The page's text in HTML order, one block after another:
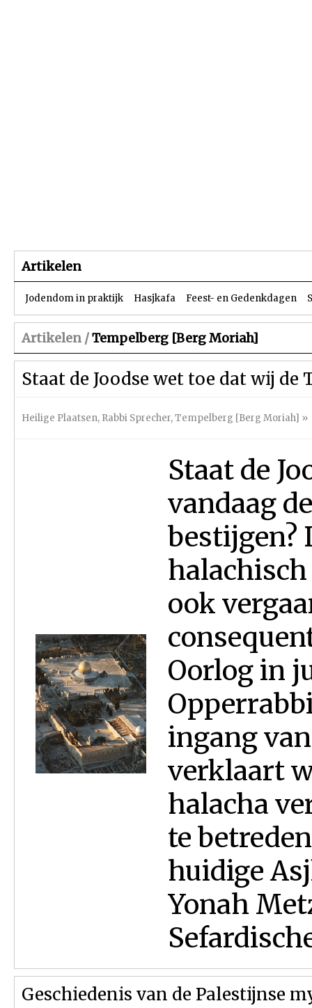
Artikelen
Jodendom in praktijk Hasjkafa Feest- en Gedenkdagen
Artikelen /Tempelberg [Berg Moriah]
Staat de Joodse wet toe dat wij de
Heilige Plaatsen, Rabbi Sprecher,Tempelberg [Berg Moriah] »
Staat de
vandaag
bestijgen?
ook
Oorlog in
ingang
verklaart
halacha
te
huidige
Yonah
Geschiedenis van de Palestijnse